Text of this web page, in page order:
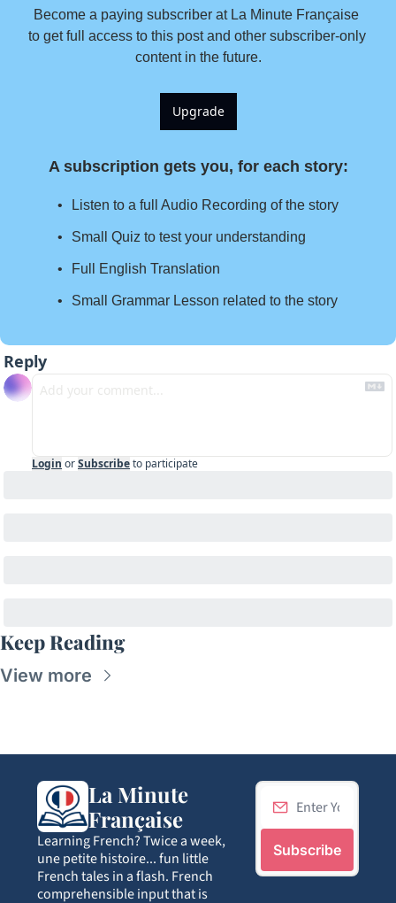
Become a paying subscriber at La Minute Française
to get full access to this post and other subscriber-only
content in the future.
Upgrade
A subscription gets you, for each story:
Listen to a full Audio Recording of the story
Small Quiz to test your understanding
Full English Translation
Small Grammar Lesson related to the story
Reply
Login orSubscribeto participate
Keep Reading
View more
La Minute
Française
Learning French? Twice a week,
une petite histoire... fun little
French tales in a flash. French
comprehensible input that is
Subscribe